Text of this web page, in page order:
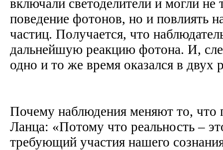
включали светоделители и могли не
поведение фотонов, но и повлиять
частиц. Получается, что
дальнейшую реакцию фотона. И,
одно и то же время оказался в двух
Почему наблюдения меняют то, что
Ланца: «Потому что реальность –
требующий участия нашего